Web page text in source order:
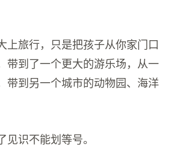
上旅行，只是把孩子从你家门口
带到了一个更大的游乐场，从一
带到另一个城市的动物园、海洋
见识不能划等号。